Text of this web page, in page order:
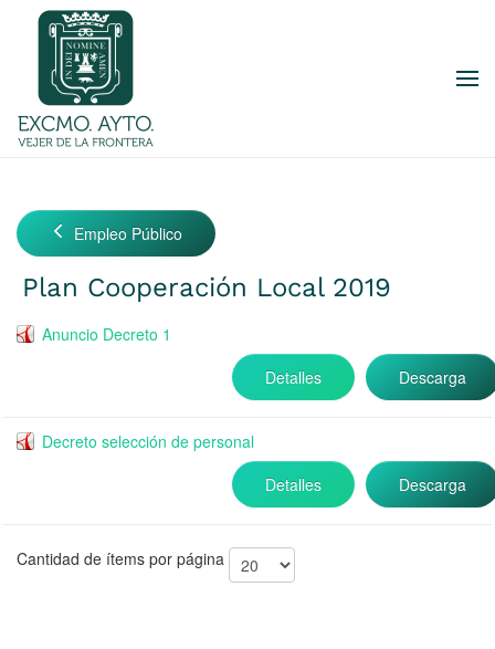
Skip to main content
Empleo Público
Plan Cooperación Local 2019
Anuncio Decreto 1
Descarga
Detalles
Decreto selección de personal
Descarga
Detalles
Cantidad de ítems por página